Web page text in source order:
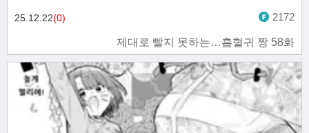
제대로 빨지 못하는…흡혈귀 짱 58화
25.12.22(0) 2172